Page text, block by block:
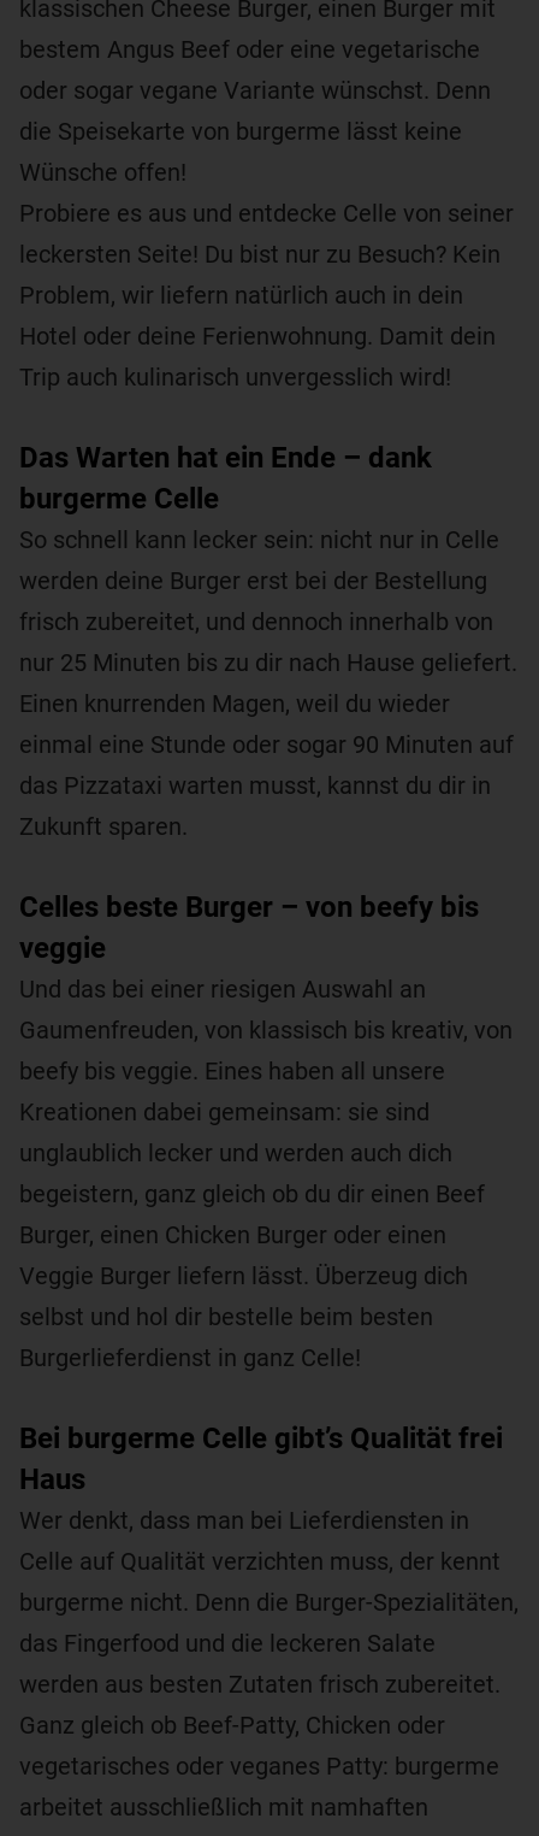
klassischen Cheese Burger, einen Burger mit
bestem Angus Beef oder eine vegetarische
oder sogar vegane Variante wünschst. Denn
die Speisekarte von burgerme lässt keine
Wünsche offen!
Probiere es aus und entdecke Celle von seiner
leckersten Seite! Du bist nur zu Besuch? Kein
Problem, wir liefern natürlich auch in dein
Hotel oder deine Ferienwohnung. Damit dein
Trip auch kulinarisch unvergesslich wird!
Das Warten hat ein Ende – dank
burgerme Celle
So schnell kann lecker sein: nicht nur in Celle
werden deine Burger erst bei der Bestellung
frisch zubereitet, und dennoch innerhalb von
nur 25 Minuten bis zu dir nach Hause geliefert.
Einen knurrenden Magen, weil du wieder
einmal eine Stunde oder sogar 90 Minuten auf
das Pizzataxi warten musst, kannst du dir in
Zukunft sparen.
Celles beste Burger – von beefy bis
veggie
Und das bei einer riesigen Auswahl an
Gaumenfreuden, von klassisch bis kreativ, von
beefy bis veggie. Eines haben all unsere
Kreationen dabei gemeinsam: sie sind
unglaublich lecker und werden auch dich
begeistern, ganz gleich ob du dir einen Beef
Burger, einen Chicken Burger oder einen
Veggie Burger liefern lässt. Überzeug dich
selbst und hol dir bestelle beim besten
Burgerlieferdienst in ganz Celle!
Bei burgerme Celle gibt’s Qualität frei
Haus
Wer denkt, dass man bei Lieferdiensten in
Celle auf Qualität verzichten muss, der kennt
burgerme nicht. Denn die Burger-Spezialitäten,
das Fingerfood und die leckeren Salate
werden aus besten Zutaten frisch zubereitet.
Ganz gleich ob Beef-Patty, Chicken oder
vegetarisches oder veganes Patty: burgerme
arbeitet ausschließlich mit namhaften